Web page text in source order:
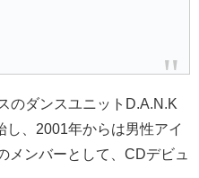
のダンスユニットD.A.N.K
し、2001年からは男性アイ
メンバーとして、CDデビュ